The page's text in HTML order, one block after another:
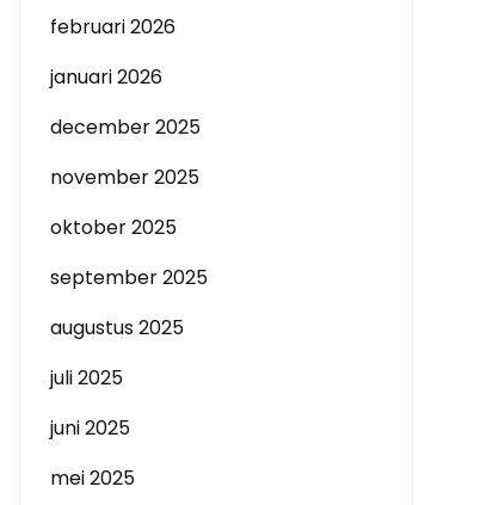
februari 2026
januari 2026
december 2025
november 2025
oktober 2025
september 2025
augustus 2025
juli 2025
juni 2025
mei 2025